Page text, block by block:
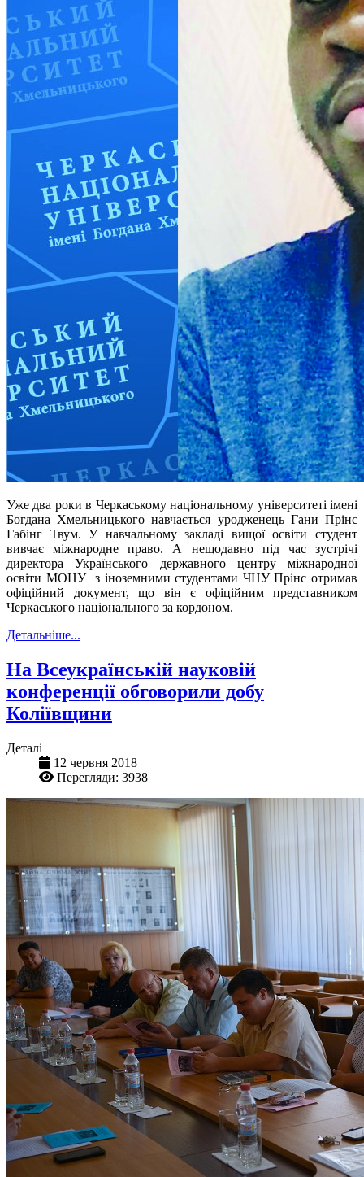
Уже два роки в Черкаському національному університеті імені
Богдана Хмельницького навчається уродженець Гани Прінс
Габінг Твум. У навчальному закладі вищої освіти студент
вивчає міжнародне право. А нещодавно під час зустрічі
директора Українського державного центру міжнародної
освіти МОНУ з іноземними студентами ЧНУ Прінс отримав
офіційний документ, що він є офіційним представником
Черкаського національного за кордоном.
Детальніше...
На Всеукраїнській науковій
конференції обговорили добу
Коліївщини
Деталі
12 червня 2018
Перегляди: 3938